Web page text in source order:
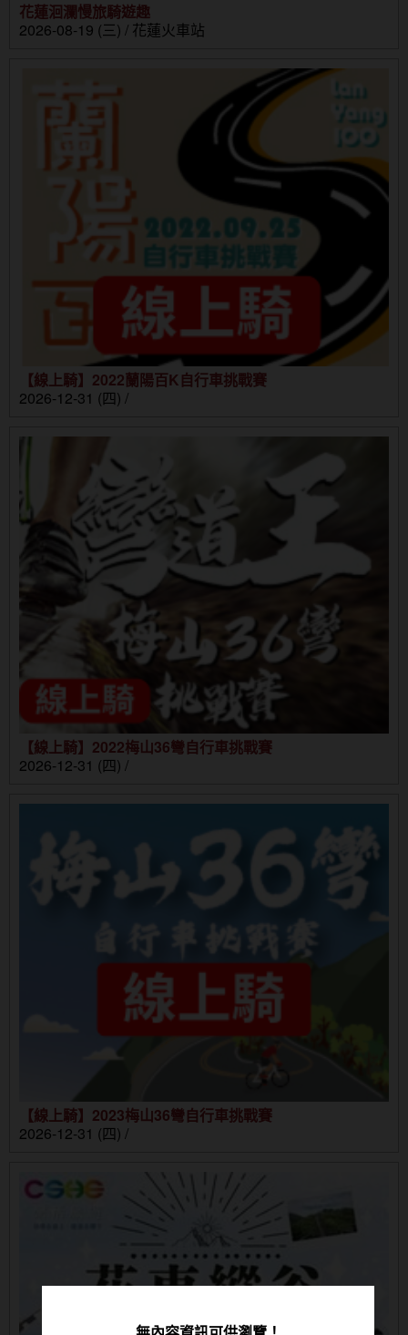
花蓮洄瀾慢旅騎遊趣
2026-08-19 (三) / 花蓮火車站
【線上騎】2022蘭陽百K自行車挑戰賽
2026-12-31 (四) /
【線上騎】2022梅山36彎自行車挑戰賽
2026-12-31 (四) /
【線上騎】2023梅山36彎自行車挑戰賽
2026-12-31 (四) /